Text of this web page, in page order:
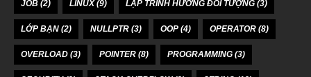
JOB (2) LINUX(9) LẬP TRÌNH HƯỚNG ĐỐI TƯỢNG (3)
LỚP BẠN (2) NULLPTR (3) OOP (4) OPERATOR (8)
OVERLOAD (3) POINTER (8) PROGRAMMING (3)